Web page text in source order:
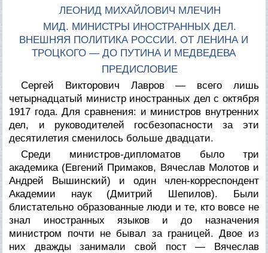
ЛЕОНИД МИХАЙЛОВИЧ МЛЕЧИН
МИД. МИНИСТРЫ ИНОСТРАННЫХ ДЕЛ.
ВНЕШНЯЯ ПОЛИТИКА РОССИИ. ОТ ЛЕНИНА И
ТРОЦКОГО — ДО ПУТИНА И МЕДВЕДЕВА
ПРЕДИСЛОВИЕ
Сергей Викторович Лавров — всего лишь
четырнадцатый министр иностранных дел с октября
1917 года. Для сравнения: и министров внутренних
дел, и руководителей госбезопасности за эти
десятилетия сменилось больше двадцати.
Среди министров-дипломатов было три
академика (Евгений Примаков, Вячеслав Молотов и
Андрей Вышинский) и один член-корреспондент
Академии наук (Дмитрий Шепилов). Были
блистательно образованные люди и те, кто вовсе не
знал иностранных языков и до назначения
министром почти не бывал за границей. Двое из
них дважды занимали свой пост — Вячеслав